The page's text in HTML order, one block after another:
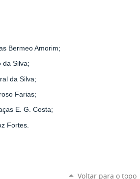
Bermeo Amorim;
da Silva;
da Silva;
Farias;
E. G. Costa;
Fortes.
Voltar para o topo